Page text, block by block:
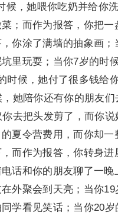
，她喂你吃奶并给你洗
；而作为报答，你把
你涂了满墙的抽象画
里玩耍；当你7岁的时
时候，她付了很多钱给
她陪你还有你的朋友
去把头发剪了，而你
夏令营费用，而你却
而作为报答，你转身
话和你的朋友聊了一
外聚会到天亮；当你
学看见笑话；当你20